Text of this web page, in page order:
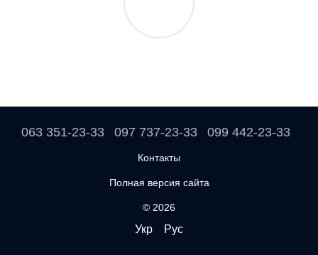
063 351-23-33 097 737-23-33 099 442-23-33
Контакты
Полная версия сайта
© 2026
Укр Рус